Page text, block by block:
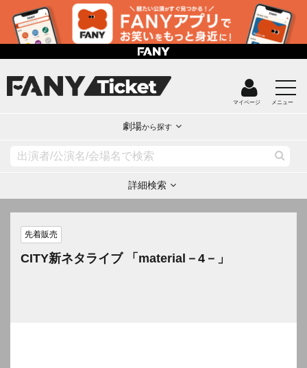
マイページ メニュー
劇場から探す
詳細検索
先着販売
CITY新ネタライブ 「material－4－」